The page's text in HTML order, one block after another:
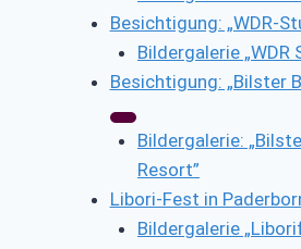
Besichtigung: „WDR-
Bildergalerie „WDR
Besichtigung: „Bilster
Bildergalerie:
Resort”
Libori-Fest in
Bildergalerie